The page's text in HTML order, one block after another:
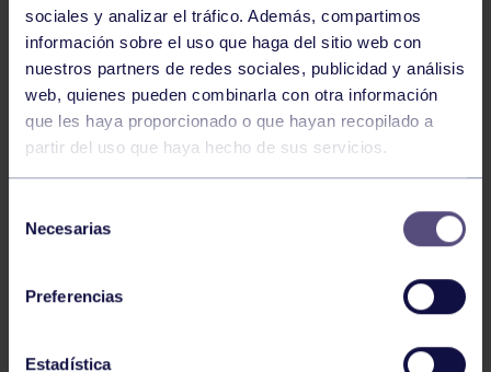
sociales y analizar el tráfico. Además, compartimos
información sobre el uso que haga del sitio web con
nuestros partners de redes sociales, publicidad y análisis
web, quienes pueden combinarla con otra información
que les haya proporcionado o que hayan recopilado a
partir del uso que haya hecho de sus servicios.
Necesarias
Preferencias
Estadística
Pádel 29 Jul 2026
EL PÁDEL GRUPISTA SUMA ÉXITOS